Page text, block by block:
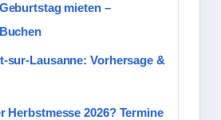
mieten –
sur-Lausanne: Vorhersage &
Herbstmesse 2026? Termine